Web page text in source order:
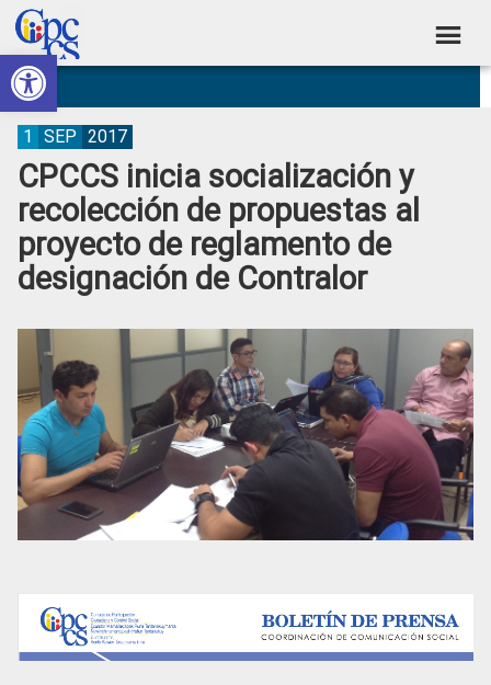
Abrir barra de herramientas
Skip
to
primary
navigation
Skip
to
main
content
Skip
to
primary
sidebar
Skip
to
footer
Consejo
de
Participación
Ciudadana
Control
Social
Construyendo
Poder
Ciudadano
CPCCS inicia socialización y
recolección de propuestas al
proyecto de reglamento de
designación de Contralor
1 SEP 2017